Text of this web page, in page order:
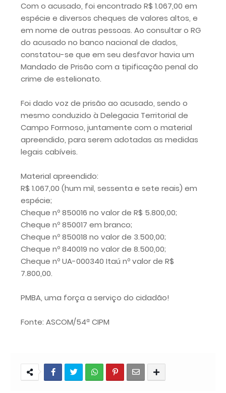
Com o acusado, foi encontrado R$ 1.067,00 em
espécie e diversos cheques de valores altos, e
em nome de outras pessoas. Ao consultar o RG
do acusado no banco nacional de dados,
constatou-se que em seu desfavor havia um
Mandado de Prisão com a tipificação penal do
crime de estelionato.
Foi dado voz de prisão ao acusado, sendo o
mesmo conduzido à Delegacia Territorial de
Campo Formoso, juntamente com o material
apreendido, para serem adotadas as medidas
legais cabíveis.
Material apreendido:
R$ 1.067,00 (hum mil, sessenta e sete reais) em
espécie;
Cheque nº 850016 no valor de R$ 5.800,00;
Cheque nº 850017 em branco;
Cheque nº 850018 no valor de 3.500,00;
Cheque nº 840019 no valor de 8.500,00;
Cheque nº UA-000340 Itaú nº valor de R$
7.800,00.
PMBA, uma força a serviço do cidadão!
Fonte: ASCOM/54ª CIPM